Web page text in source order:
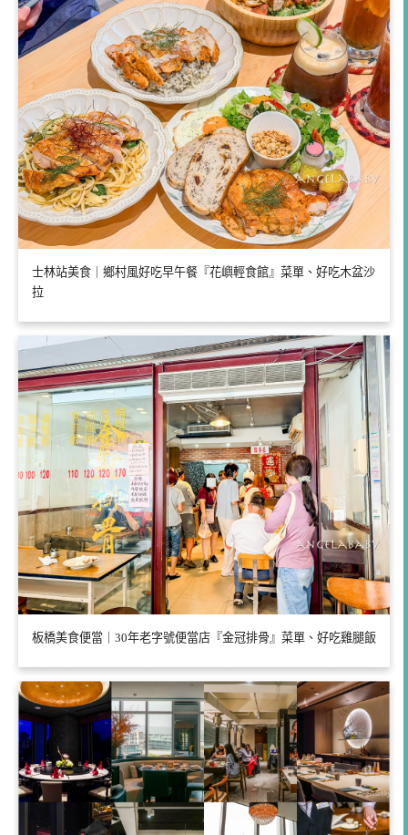
士林站美食｜鄉村風好吃早午餐『花嶼輕食館』菜單、好吃木盆沙
拉
板橋美食便當｜30年老字號便當店『金冠排骨』菜單、好吃雞腿飯